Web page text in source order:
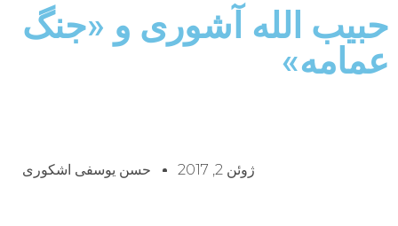
حبیب الله آشوری و «جنگ
عمامه»
ژوئن 2, 2017 حسن یوسفی اشکوری